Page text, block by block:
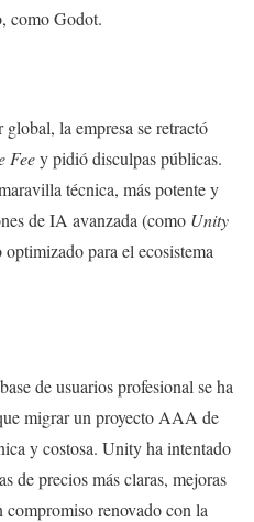
como Godot.
la empresa se retractó
Feey pidió disculpas públicas.
técnica, más potente y
de IA avanzada (como Unity
para el ecosistema
de usuarios profesional se ha
migrar un proyecto AAA de
y costosa. Unity ha intentado
de precios más claras, mejoras
compromiso renovado con la